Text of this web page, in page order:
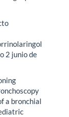
2 junio de
a bronchial